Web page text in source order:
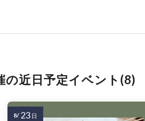
の近日予定イベント(8)
8/ 23 日